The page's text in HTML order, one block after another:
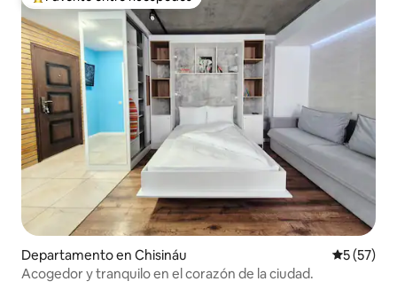
De los mejores en Favorito entre huéspedes
Departamento en Chisináu
5 (57)
Acogedor y tranquilo en el corazón de la ciudad.